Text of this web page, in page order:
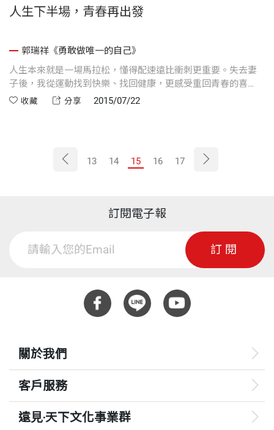
人生下半場，青春再出發
郭瑞祥《勇敢做唯一的自己》
人生本來就是一場馬拉松，懂得配速遠比衝刺更重要。失去妻
子後，我從運動找到快樂、找回健康，更感受重回青春的喜
悅。收藏 分享 2015/07/22
13 14 15 16 17
訂閱電子報
訂閱
關於我們
客戶服務
遠見‧天下文化事業群